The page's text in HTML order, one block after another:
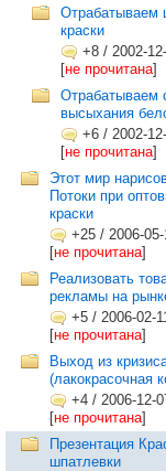
Отрабатываем
краски
+8 / 2002-
[не прочитана]
Отрабатываем
высыхания
+6 / 2002-
[не прочитана]
Этот мир
Потоки при
краски
+25 / 2006-
[не прочитана]
Реализовать
рекламы на
+5 / 2006-02-
[не прочитана]
Выход из
(лакокрасочная
+4 / 2006-12-
[не прочитана]
Презентация
шпатлевки